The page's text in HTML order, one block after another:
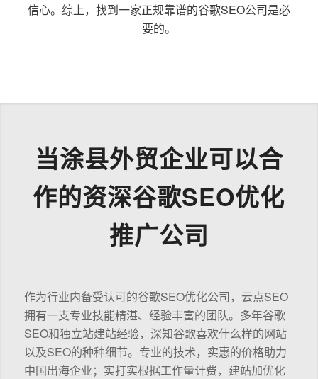
信心。综上，找到一家正规靠谱的谷歌SEO公司是必
要的。
当涂县外贸企业可以合
作的资深谷歌SEO优化
推广公司
作为行业内备受认可的谷歌SEO优化公司，云点SEO
拥有一支专业技能精湛、经验丰富的团队。多年谷歌
SEO和独立站建站经验，深知谷歌喜欢什么样的网站
以及SEO的种种细节。专业的技术，实惠的价格助力
中国出海企业；实打实根据工作量计费，建站加优化